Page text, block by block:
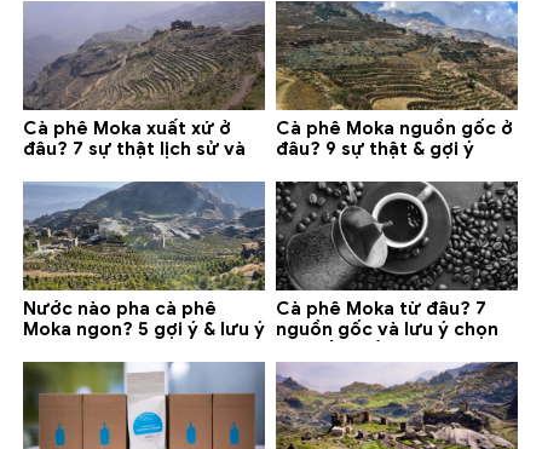
Cà phê Moka xuất xứ ở
đâu? 7 sự thật lịch sử và
Cà phê Moka nguồn gốc ở
đâu? 9 sự thật & gợi ý
Nước nào pha cà phê
Moka ngon? 5 gợi ý & lưu ý
Cà phê Moka từ đâu? 7
nguồn gốc và lưu ý chọn